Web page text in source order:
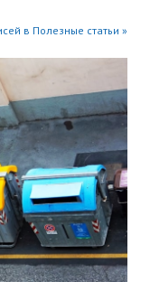
в Полезные статьи »